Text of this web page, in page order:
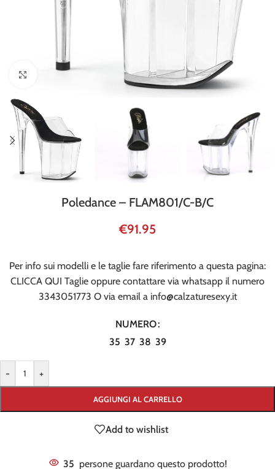
Click to enlarge
Poledance – FLAM801/C-B/C
€91.95
Per info sui modelli e le taglie fare riferimento a questa pagina:
CLICCA QUI Taglie oppure contattare via whatsapp il numero
3343051773 O via email a info@calzaturesexy.it
NUMERO
35 37 38 39
- +
AGGIUNGI AL CARRELLO
Add to wishlist
35 persone guardano questo prodotto!